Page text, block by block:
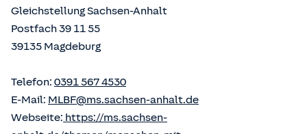
Gleichstellung Sachsen-Anhalt
Postfach 39 11 55
39135 Magdeburg
Telefon: 0391 567 4530
E-Mail: MLBF@ms.sachsen-anhalt.de
Webseite: https://ms.sachsen-